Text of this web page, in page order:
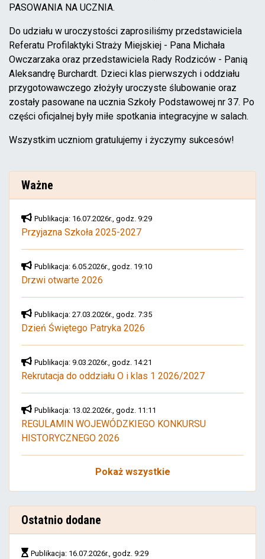
PASOWANIA NA UCZNIA.
Do udziału w uroczystości zaprosiliśmy przedstawiciela
Referatu Profilaktyki Straży Miejskiej - Pana Michała
Owczarzaka oraz przedstawiciela Rady Rodziców - Panią
Aleksandrę Burchardt. Dzieci klas pierwszych i oddziału
przygotowawczego złożyły uroczyste ślubowanie oraz
zostały pasowane na ucznia Szkoły Podstawowej nr 37. Po
części oficjalnej były miłe spotkania integracyjne w salach.
Wszystkim uczniom gratulujemy i życzymy sukcesów!
Ważne
Publikacja: 16.07.2026r., godz. 9:29
Przyjazna Szkoła 2025-2027
Publikacja: 6.05.2026r., godz. 19:10
Drzwi otwarte 2026
Publikacja: 27.03.2026r., godz. 7:35
Dzień Świętego Patryka 2026
Publikacja: 9.03.2026r., godz. 14:21
Rekrutacja do oddziału O i klas 1 2026/2027
Publikacja: 13.02.2026r., godz. 11:11
REGULAMIN WOJEWÓDZKIEGO KONKURSU
HISTORYCZNEGO 2026
Pokaż wszystkie
Ostatnio dodane
Publikacja: 16.07.2026r., godz. 9:29